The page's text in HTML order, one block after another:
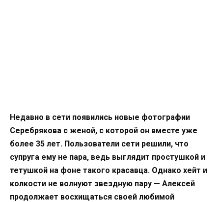
Недавно в сети появились новые фотографии
Серебрякова с женой, с которой он вместе уже
более 35 лет. Пользователи сети решили, что
супруга ему не пара, ведь выглядит простушкой и
тетушкой на фоне такого красавца. Однако хейт и
колкости не волнуют звездную пару — Алексей
продолжает восхищаться своей любимой